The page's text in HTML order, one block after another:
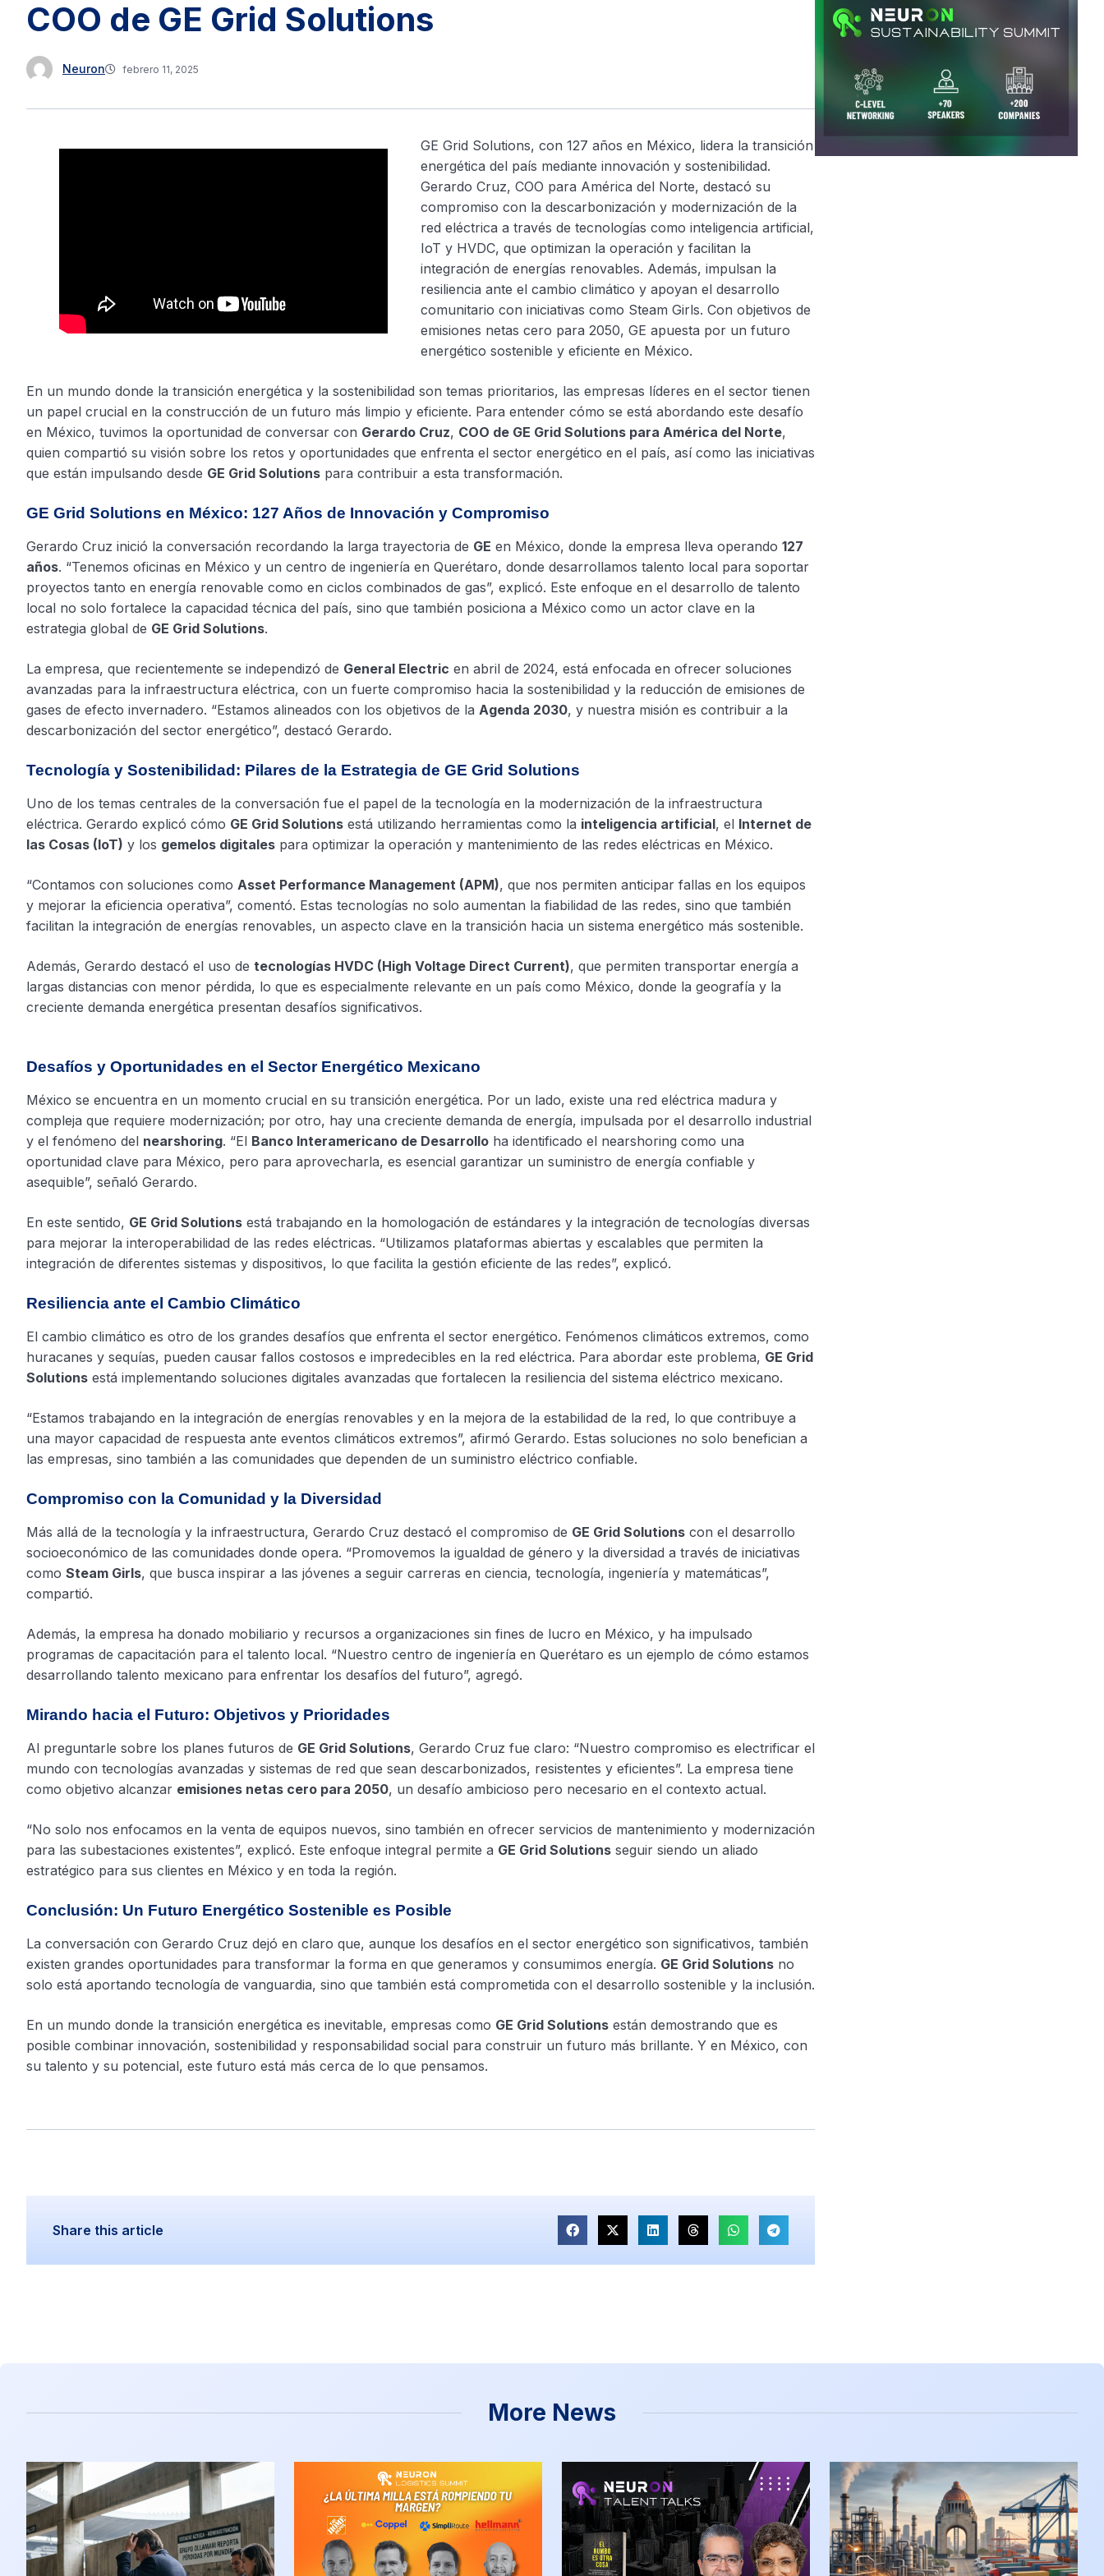
COO de GE Grid Solutions
Neuron febrero 11, 2025
GE Grid Solutions, con 127 años en México, lidera la transición
energética del país mediante innovación y sostenibilidad.
Gerardo Cruz, COO para América del Norte, destacó su
compromiso con la descarbonización y modernización de la
red eléctrica a través de tecnologías como inteligencia artificial,
IoT y HVDC, que optimizan la operación y facilitan la
integración de energías renovables. Además, impulsan la
resiliencia ante el cambio climático y apoyan el desarrollo
comunitario con iniciativas como Steam Girls. Con objetivos de
emisiones netas cero para 2050, GE apuesta por un futuro
energético sostenible y eficiente en México.
En un mundo donde la transición energética y la sostenibilidad son temas prioritarios, las empresas líderes en el sector tienen
un papel crucial en la construcción de un futuro más limpio y eficiente. Para entender cómo se está abordando este desafío
en México, tuvimos la oportunidad de conversar con Gerardo Cruz, COO de GE Grid Solutions para América del Norte,
quien compartió su visión sobre los retos y oportunidades que enfrenta el sector energético en el país, así como las iniciativas
que están impulsando desde GE Grid Solutions para contribuir a esta transformación.
GE Grid Solutions en México: 127 Años de Innovación y Compromiso
Gerardo Cruz inició la conversación recordando la larga trayectoria de GE en México, donde la empresa lleva operando 127
años. “Tenemos oficinas en México y un centro de ingeniería en Querétaro, donde desarrollamos talento local para soportar
proyectos tanto en energía renovable como en ciclos combinados de gas”, explicó. Este enfoque en el desarrollo de talento
local no solo fortalece la capacidad técnica del país, sino que también posiciona a México como un actor clave en la
estrategia global de GE Grid Solutions.
La empresa, que recientemente se independizó de General Electric en abril de 2024, está enfocada en ofrecer soluciones
avanzadas para la infraestructura eléctrica, con un fuerte compromiso hacia la sostenibilidad y la reducción de emisiones de
gases de efecto invernadero. “Estamos alineados con los objetivos de la Agenda 2030, y nuestra misión es contribuir a la
descarbonización del sector energético”, destacó Gerardo.
Tecnología y Sostenibilidad: Pilares de la Estrategia de GE Grid Solutions
Uno de los temas centrales de la conversación fue el papel de la tecnología en la modernización de la infraestructura
eléctrica. Gerardo explicó cómo GE Grid Solutions está utilizando herramientas como la inteligencia artificial, el Internet de
las Cosas (IoT) y los gemelos digitales para optimizar la operación y mantenimiento de las redes eléctricas en México.
“Contamos con soluciones como Asset Performance Management (APM), que nos permiten anticipar fallas en los equipos
y mejorar la eficiencia operativa”, comentó. Estas tecnologías no solo aumentan la fiabilidad de las redes, sino que también
facilitan la integración de energías renovables, un aspecto clave en la transición hacia un sistema energético más sostenible.
Además, Gerardo destacó el uso de tecnologías HVDC (High Voltage Direct Current), que permiten transportar energía a
largas distancias con menor pérdida, lo que es especialmente relevante en un país como México, donde la geografía y la
creciente demanda energética presentan desafíos significativos.
Desafíos y Oportunidades en el Sector Energético Mexicano
México se encuentra en un momento crucial en su transición energética. Por un lado, existe una red eléctrica madura y
compleja que requiere modernización; por otro, hay una creciente demanda de energía, impulsada por el desarrollo industrial
y el fenómeno del nearshoring. “El Banco Interamericano de Desarrollo ha identificado el nearshoring como una
oportunidad clave para México, pero para aprovecharla, es esencial garantizar un suministro de energía confiable y
asequible”, señaló Gerardo.
En este sentido, GE Grid Solutions está trabajando en la homologación de estándares y la integración de tecnologías diversas
para mejorar la interoperabilidad de las redes eléctricas. “Utilizamos plataformas abiertas y escalables que permiten la
integración de diferentes sistemas y dispositivos, lo que facilita la gestión eficiente de las redes”, explicó.
Resiliencia ante el Cambio Climático
El cambio climático es otro de los grandes desafíos que enfrenta el sector energético. Fenómenos climáticos extremos, como
huracanes y sequías, pueden causar fallos costosos e impredecibles en la red eléctrica. Para abordar este problema, GE Grid
Solutions está implementando soluciones digitales avanzadas que fortalecen la resiliencia del sistema eléctrico mexicano.
“Estamos trabajando en la integración de energías renovables y en la mejora de la estabilidad de la red, lo que contribuye a
una mayor capacidad de respuesta ante eventos climáticos extremos”, afirmó Gerardo. Estas soluciones no solo benefician a
las empresas, sino también a las comunidades que dependen de un suministro eléctrico confiable.
Compromiso con la Comunidad y la Diversidad
Más allá de la tecnología y la infraestructura, Gerardo Cruz destacó el compromiso de GE Grid Solutions con el desarrollo
socioeconómico de las comunidades donde opera. “Promovemos la igualdad de género y la diversidad a través de iniciativas
como Steam Girls, que busca inspirar a las jóvenes a seguir carreras en ciencia, tecnología, ingeniería y matemáticas”,
compartió.
Además, la empresa ha donado mobiliario y recursos a organizaciones sin fines de lucro en México, y ha impulsado
programas de capacitación para el talento local. “Nuestro centro de ingeniería en Querétaro es un ejemplo de cómo estamos
desarrollando talento mexicano para enfrentar los desafíos del futuro”, agregó.
Mirando hacia el Futuro: Objetivos y Prioridades
Al preguntarle sobre los planes futuros de GE Grid Solutions, Gerardo Cruz fue claro: “Nuestro compromiso es electrificar el
mundo con tecnologías avanzadas y sistemas de red que sean descarbonizados, resistentes y eficientes”. La empresa tiene
como objetivo alcanzar emisiones netas cero para 2050, un desafío ambicioso pero necesario en el contexto actual.
“No solo nos enfocamos en la venta de equipos nuevos, sino también en ofrecer servicios de mantenimiento y modernización
para las subestaciones existentes”, explicó. Este enfoque integral permite a GE Grid Solutions seguir siendo un aliado
estratégico para sus clientes en México y en toda la región.
Conclusión: Un Futuro Energético Sostenible es Posible
La conversación con Gerardo Cruz dejó en claro que, aunque los desafíos en el sector energético son significativos, también
existen grandes oportunidades para transformar la forma en que generamos y consumimos energía. GE Grid Solutions no
solo está aportando tecnología de vanguardia, sino que también está comprometida con el desarrollo sostenible y la inclusión.
En un mundo donde la transición energética es inevitable, empresas como GE Grid Solutions están demostrando que es
posible combinar innovación, sostenibilidad y responsabilidad social para construir un futuro más brillante. Y en México, con
su talento y su potencial, este futuro está más cerca de lo que pensamos.
Share this article
More News